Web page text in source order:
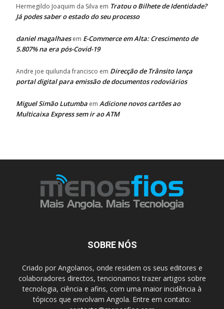
Hermegildo Joaquim da Silva em Tratou o Bilhete de Identidade?
Já podes saber o estado do seu processo
daniel magalhaesem E-Commerce em Alta: Crescimento de
5.807% na era pós-Covid-19
Andre joe quilunda francisco em Direcção de Trânsito lança
portal digital para emissão de documentos rodoviários
Miguel Simão Lutumba em Adicione novos cartões ao
Multicaixa Express sem ir ao ATM
SOBRE NÓS
Criado por Angolanos, onde residem os seus editores e
colaboradores directos, tencionamos trazer artigos sobre
tecnologia, ciência e afins, com uma maior incidência à
tópicos que envolvam Angola. Entre em contato: